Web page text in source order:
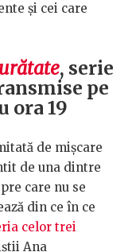
și cei care
, serie
pe
ora 19
de mișcare
de una dintre
care nu se
din ce în ce
celor trei
Ana